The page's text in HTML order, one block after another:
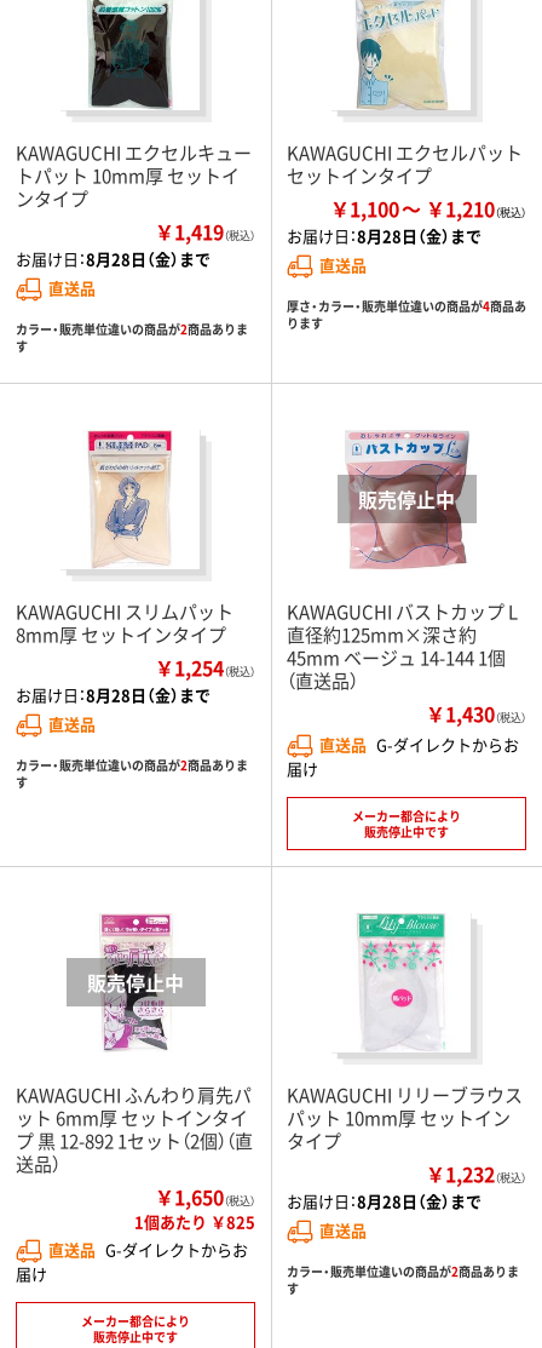
KAWAGUCHI エクセルキュー
トパット 10mm厚 セットイ
ンタイプ
￥1,419（税込）
お届け日：8月28日（金）まで
直送品
カラー・販売単位違いの商品が2商品ありま
す
KAWAGUCHI エクセルパット
セットインタイプ
￥1,100 ￥1,210
お届け日：8月28日（金）まで
直送品
厚さ・カラー・販売単位違いの商品が4商品あ
ります
KAWAGUCHI スリムパット
8mm厚 セットインタイプ
￥1,254（税込）
お届け日：8月28日（金）まで
直送品
カラー・販売単位違いの商品が2商品ありま
す
KAWAGUCHI バストカップ L
直径約125mm×深さ約
45mm ベージュ 14-144 1個
（直送品）
￥1,430（税込）
直送品 G-ダイレクトからお
届け
メーカー都合により
販売停止中です
KAWAGUCHI ふんわり肩先パ
ット 6mm厚 セットインタイ
プ 黒 12-892 1セット（2個）（直
送品）
￥1,650（税込）
1個あたり ￥825
直送品 G-ダイレクトからお
届け
メーカー都合により
販売停止中です
KAWAGUCHI リリーブラウス
パット 10mm厚 セットイン
タイプ
￥1,232（税込）
お届け日：8月28日（金）まで
直送品
カラー・販売単位違いの商品が2商品ありま
す